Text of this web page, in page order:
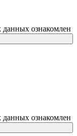
данных ознакомлен
данных ознакомлен